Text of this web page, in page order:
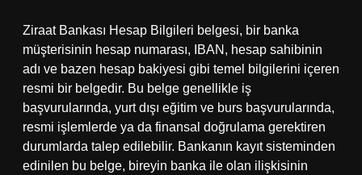
Ziraat Bankası Hesap Bilgileri belgesi, bir banka
müşterisinin hesap numarası, IBAN, hesap sahibinin
adı ve bazen hesap bakiyesi gibi temel bilgilerini içeren
resmi bir belgedir. Bu belge genellikle iş
başvurularında, yurt dışı eğitim ve burs başvurularında,
resmi işlemlerde ya da finansal doğrulama gerektiren
durumlarda talep edilebilir. Bankanın kayıt sisteminden
edinilen bu belge, bireyin banka ile olan ilişkisinin